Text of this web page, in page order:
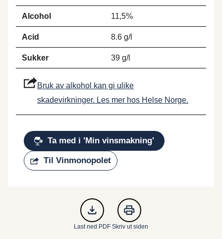
Alcohol 11,5%
Acid 8.6 g/l
Sukker 39 g/l
Bruk av alkohol kan gi ulike
skadevirkninger. Les mer hos Helse Norge.
Ta med i 'Min vinsmakning'
Til Vinmonopolet
Last ned PDF Skriv ut siden